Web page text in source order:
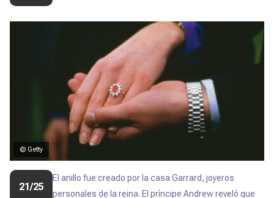
© Getty
21/25
El anillo fue creado por la casa Garrard, joyeros
personales de la reina. El príncipe Andrew reveló que